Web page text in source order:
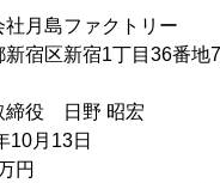
月島ファクトリー
宿区新宿1丁目36番地
役 日野 昭宏
月13日
円